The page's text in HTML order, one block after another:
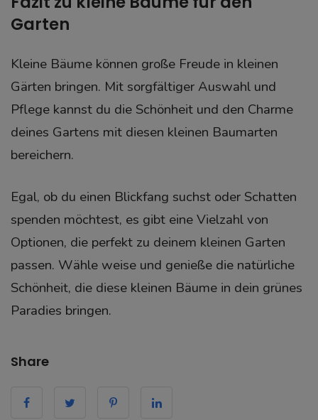
Garten
Kleine Bäume können große Freude in kleinen
Gärten bringen. Mit sorgfältiger Auswahl und
Pflege kannst du die Schönheit und den Charme
deines Gartens mit diesen kleinen Baumarten
bereichern.
Egal, ob du einen Blickfang suchst oder Schatten
spenden möchtest, es gibt eine Vielzahl von
Optionen, die perfekt zu deinem kleinen Garten
passen. Wähle weise und genieße die natürliche
Schönheit, die diese kleinen Bäume in dein grünes
Paradies bringen.
Share